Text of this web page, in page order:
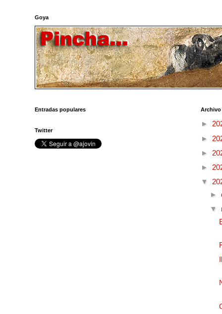
Goya
Entradas populares
Twitter
►
►
►
►
▼
►
▼